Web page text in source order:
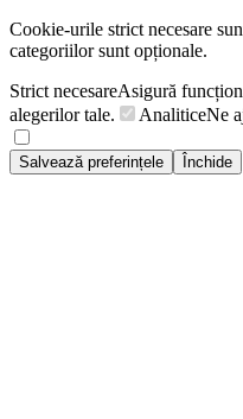
Cookie-urile strict necesare
categoriilor sunt opționale.
Strict necesareAsigură
alegerilor tale.
AnaliticeNe
Salvează preferințele Închide